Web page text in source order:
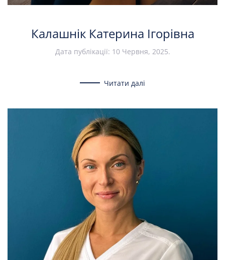
Калашнік Катерина Ігорівна
Дата публікації: 10 Червня, 2025.
Читати далі